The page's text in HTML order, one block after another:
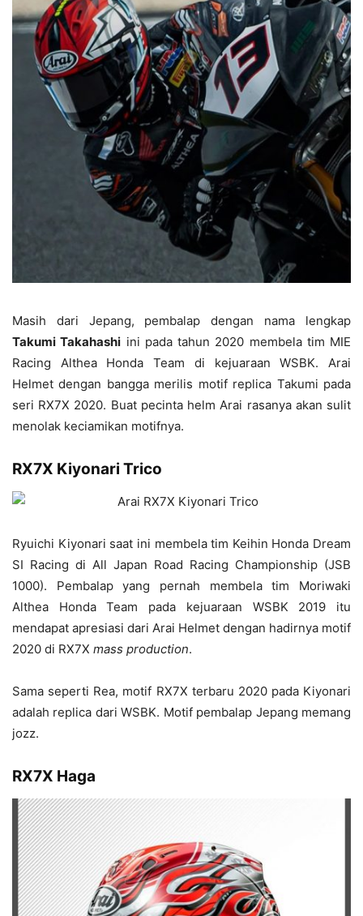
Masih dari Jepang, pembalap dengan nama lengkap
Takumi Takahashi ini pada tahun 2020 membela tim MIE
Racing Althea Honda Team di kejuaraan WSBK. Arai
Helmet dengan bangga merilis motif replica Takumi pada
seri RX7X 2020. Buat pecinta helm Arai rasanya akan sulit
menolak keciamikan motifnya.
RX7X Kiyonari Trico
Ryuichi Kiyonari saat ini membela tim Keihin Honda Dream
SI Racing di All Japan Road Racing Championship (JSB
1000). Pembalap yang pernah membela tim Moriwaki
Althea Honda Team pada kejuaraan WSBK 2019 itu
mendapat apresiasi dari Arai Helmet dengan hadirnya motif
2020 di RX7X mass production.
Sama seperti Rea, motif RX7X terbaru 2020 pada Kiyonari
adalah replica dari WSBK. Motif pembalap Jepang memang
jozz.
RX7X Haga